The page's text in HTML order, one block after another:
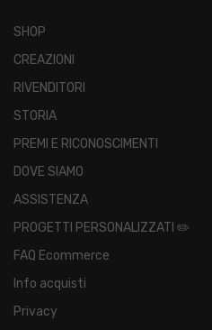
SHOP
CREAZIONI
RIVENDITORI
STORIA
PREMI E RICONOSCIMENTI
DOVE SIAMO
ASSISTENZA
PROGETTI PERSONALIZZATI ✏️
FAQ Ecommerce
Info acquisti
Privacy